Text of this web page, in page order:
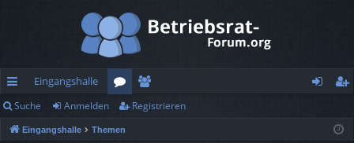
ch
ne
Eingangshalle
or
en
itg
ist
Suche Anmelden Registrieren
Eingangshalle Themen